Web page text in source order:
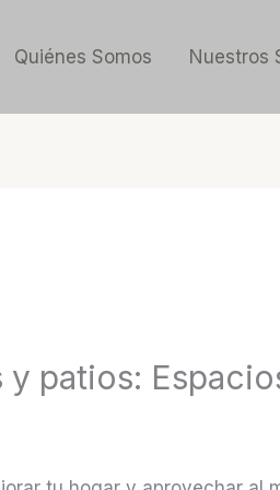
Quiénes Somos Nuestros
y patios: